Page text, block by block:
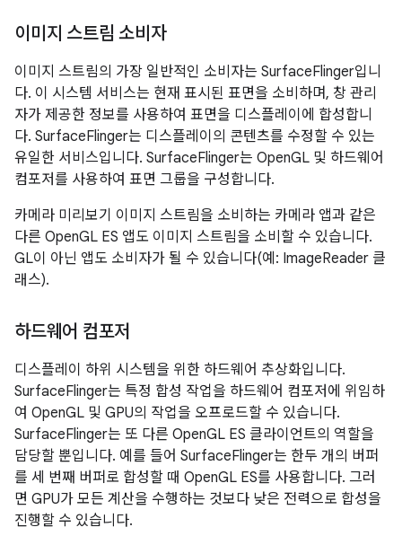
이미지 스트림 소비자
이미지 스트림의 가장 일반적인 소비자는 SurfaceFlinger입니
다. 이 시스템 서비스는 현재 표시된 표면을 소비하며, 창 관리
자가 제공한 정보를 사용하여 표면을 디스플레이에 합성합니
다. SurfaceFlinger는 디스플레이의 콘텐츠를 수정할 수 있는
유일한 서비스입니다. SurfaceFlinger는 OpenGL 및 하드웨어
컴포저를 사용하여 표면 그룹을 구성합니다.
카메라 미리보기 이미지 스트림을 소비하는 카메라 앱과 같은
다른 OpenGL ES 앱도 이미지 스트림을 소비할 수 있습니다.
GL이 아닌 앱도 소비자가 될 수 있습니다(예: ImageReader 클
래스).
하드웨어 컴포저
디스플레이 하위 시스템을 위한 하드웨어 추상화입니다.
SurfaceFlinger는 특정 합성 작업을 하드웨어 컴포저에 위임하
여 OpenGL 및 GPU의 작업을 오프로드할 수 있습니다.
SurfaceFlinger는 또 다른 OpenGL ES 클라이언트의 역할을
담당할 뿐입니다. 예를 들어 SurfaceFlinger는 한두 개의 버퍼
를 세 번째 버퍼로 합성할 때 OpenGL ES를 사용합니다. 그러
면 GPU가 모든 계산을 수행하는 것보다 낮은 전력으로 합성을
진행할 수 있습니다.